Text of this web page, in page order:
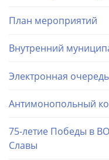
План мероприятий
Внутренний
Электронная очередь
Антимонопольный
75-летие Победы в
Славы